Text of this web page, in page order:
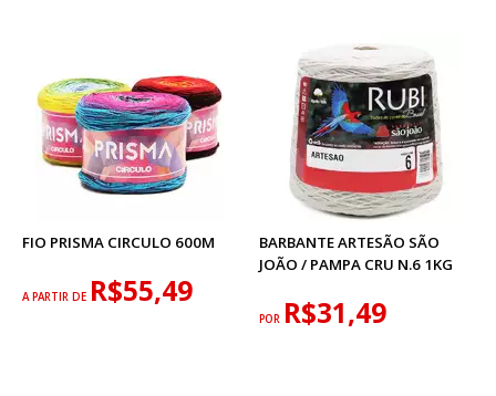
FIO PRISMA CIRCULO 600M
A PARTIR DE R$55,49
BARBANTE ARTESÃO SÃO
JOÃO / PAMPA CRU N.6 1KG
POR R$31,49